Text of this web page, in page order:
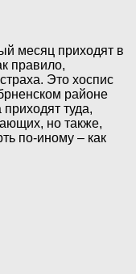
месяц приходят в
правило,
Это хоспис
районе
туда,
но также,
по-иному – как